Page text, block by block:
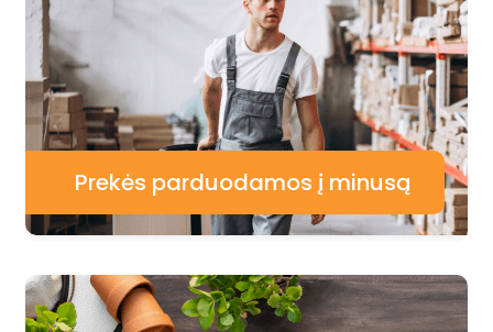
Prekės parduodamos į minusą